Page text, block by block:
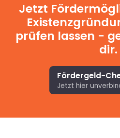
Jetzt
prüfen lassen -
dir.
Fördergeld-
Jetzt hier